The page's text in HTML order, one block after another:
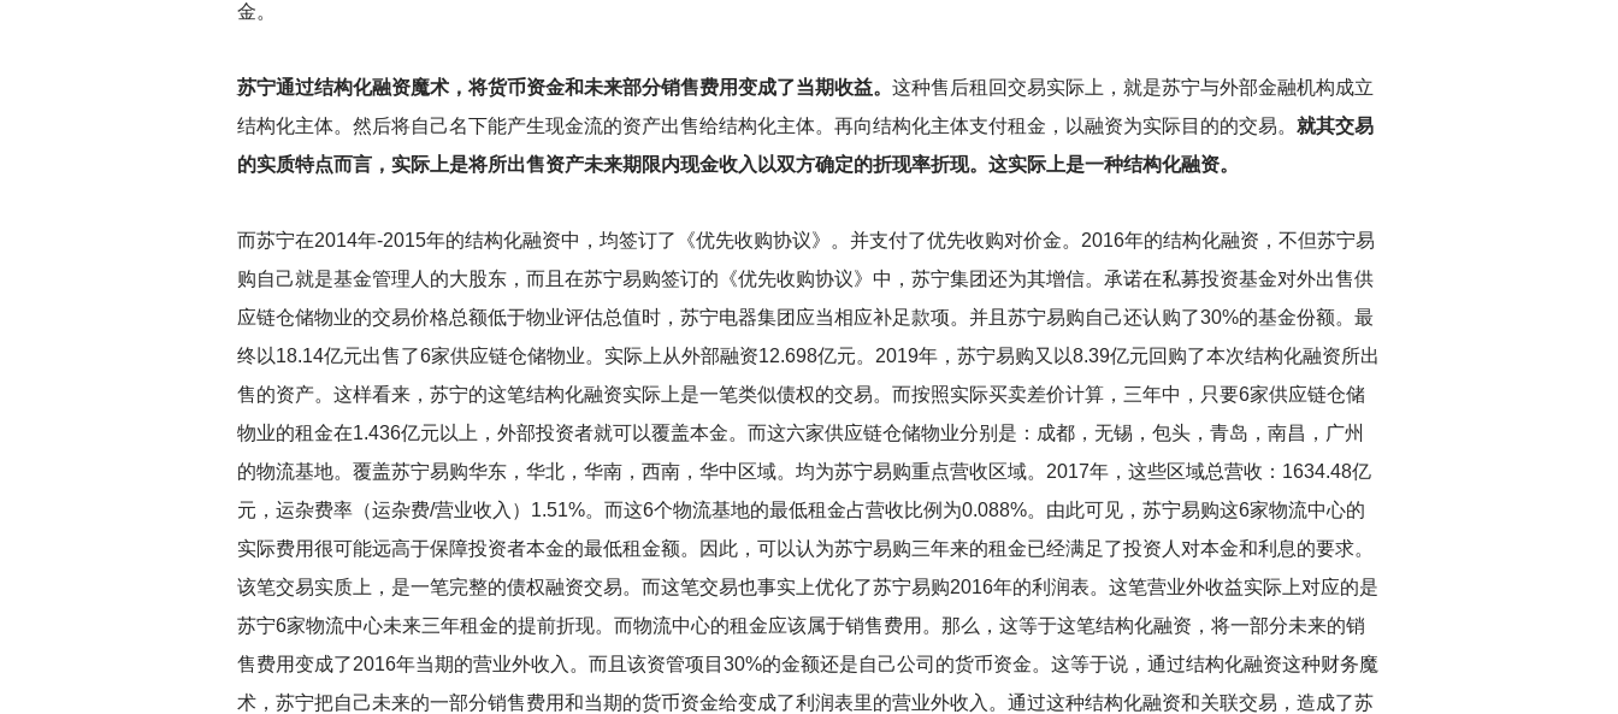
金。
苏宁通过结构化融资魔术，将货币资金和未来部分销售费用变成了当期收益。 这种售后租回交易实际上，就是苏宁与外部金融机构成立
结构化主体。然后将自己名下能产生现金流的资产出售给结构化主体。再向结构化主体支付租金，以融资为实际目的的交易。 就其交易
的实质特点而言，实际上是将所出售资产未来期限内现金收入以双方确定的折现率折现。这实际上是一种结构化融资。
而苏宁在2014年-2015年的结构化融资中，均签订了《优先收购协议》。并支付了优先收购对价金。2016年的结构化融资，不但苏宁易
购自己就是基金管理人的大股东，而且在苏宁易购签订的《优先收购协议》中，苏宁集团还为其增信。承诺在私募投资基金对外出售供
应链仓储物业的交易价格总额低于物业评估总值时，苏宁电器集团应当相应补足款项。并且苏宁易购自己还认购了30%的基金份额。最
终以18.14亿元出售了6家供应链仓储物业。实际上从外部融资12.698亿元。2019年，苏宁易购又以8.39亿元回购了本次结构化融资所出
售的资产。这样看来，苏宁的这笔结构化融资实际上是一笔类似债权的交易。而按照实际买卖差价计算，三年中，只要6家供应链仓储
物业的租金在1.436亿元以上，外部投资者就可以覆盖本金。而这六家供应链仓储物业分别是：成都，无锡，包头，青岛，南昌，广州
的物流基地。覆盖苏宁易购华东，华北，华南，西南，华中区域。均为苏宁易购重点营收区域。2017年，这些区域总营收：1634.48亿
元，运杂费率（运杂费/营业收入）1.51%。而这6个物流基地的最低租金占营收比例为0.088%。由此可见，苏宁易购这6家物流中心的
实际费用很可能远高于保障投资者本金的最低租金额。因此，可以认为苏宁易购三年来的租金已经满足了投资人对本金和利息的要求。
该笔交易实质上，是一笔完整的债权融资交易。而这笔交易也事实上优化了苏宁易购2016年的利润表。这笔营业外收益实际上对应的是
苏宁6家物流中心未来三年租金的提前折现。而物流中心的租金应该属于销售费用。那么，这等于这笔结构化融资，将一部分未来的销
售费用变成了2016年当期的营业外收入。而且该资管项目30%的金额还是自己公司的货币资金。这等于说，通过结构化融资这种财务魔
术，苏宁把自己未来的一部分销售费用和当期的货币资金给变成了利润表里的营业外收入。通过这种结构化融资和关联交易，造成了苏